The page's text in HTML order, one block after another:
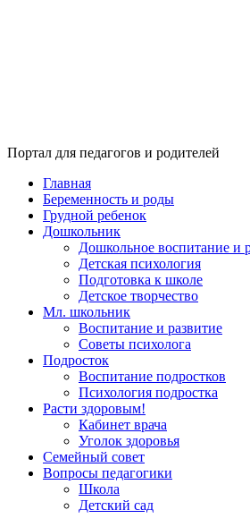
Портал для педагогов и родителей
Главная
Беременность и роды
Грудной ребенок
Дошкольник
Дошкольное воспитание и
Детская психология
Подготовка к школе
Детское творчество
Мл. школьник
Воспитание и развитие
Советы психолога
Подросток
Воспитание подростков
Психология подростка
Расти здоровым!
Кабинет врача
Уголок здоровья
Семейный совет
Вопросы педагогики
Школа
Детский сад